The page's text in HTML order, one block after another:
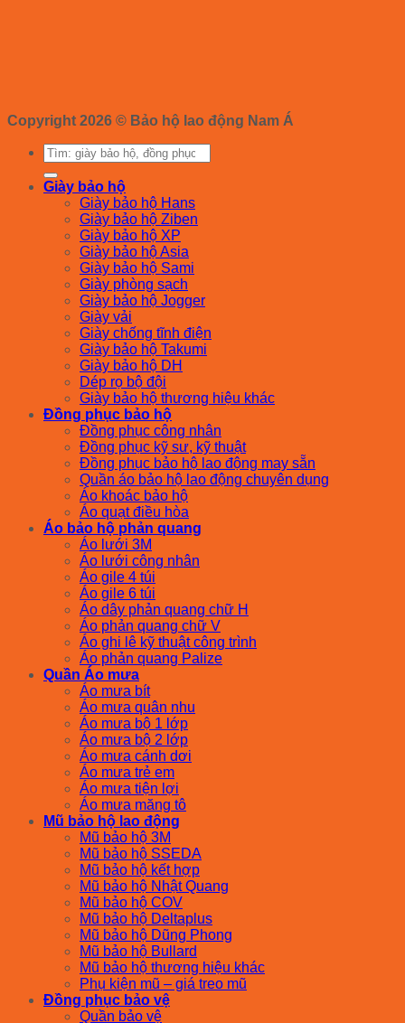
Copyright 2026 © Bảo hộ lao động Nam Á
Tìm
kiếm:
Giày bảo hộ
Giày bảo hộ Hans
Giày bảo hộ Ziben
Giày bảo hộ XP
Giày bảo hộ Asia
Giày bảo hộ Sami
Giày phòng sạch
Giày bảo hộ Jogger
Giày vải
Giày chống tĩnh điện
Giày bảo hộ Takumi
Giày bảo hộ DH
Dép rọ bộ đội
Giày bảo hộ thương hiệu khác
Đồng phục bảo hộ
Đồng phục công nhân
Đồng phục kỹ sư, kỹ thuật
Đồng phục bảo hộ lao động may sẵn
Quần áo bảo hộ lao động chuyên dụng
Áo khoác bảo hộ
Áo quạt điều hòa
Áo bảo hộ phản quang
Áo lưới 3M
Áo lưới công nhân
Áo gile 4 túi
Áo gile 6 túi
Áo dây phản quang chữ H
Áo phản quang chữ V
Áo ghi lê kỹ thuật công trình
Áo phản quang Palize
Quần Áo mưa
Áo mưa bít
Áo mưa quân nhu
Áo mưa bộ 1 lớp
Áo mưa bộ 2 lớp
Áo mưa cánh dơi
Áo mưa trẻ em
Áo mưa tiện lợi
Áo mưa măng tô
Mũ bảo hộ lao động
Mũ bảo hộ 3M
Mũ bảo hộ SSEDA
Mũ bảo hộ kết hợp
Mũ bảo hộ Nhật Quang
Mũ bảo hộ COV
Mũ bảo hộ Deltaplus
Mũ bảo hộ Dũng Phong
Mũ bảo hộ Bullard
Mũ bảo hộ thương hiệu khác
Phụ kiện mũ – giá treo mũ
Đồng phục bảo vệ
Quần bảo vệ